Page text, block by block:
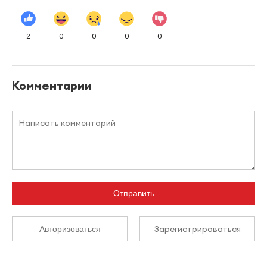
2 0 0 0 0
Комментарии
Отправить
Авторизоваться Зарегистрироваться